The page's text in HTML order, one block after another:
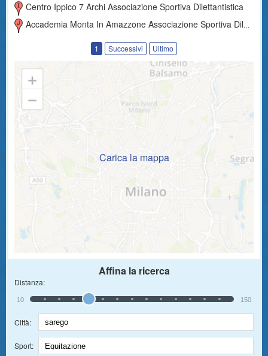
Centro Ippico 7 Archi Associazione Sportiva Dilettantistica
Accademia Monta In Amazzone Associazione Sportiva Dilettantistica
1 Successivi Ultimo
Carica la mappa
Affina la ricerca
Distanza:
10 150
Città:
Sport: